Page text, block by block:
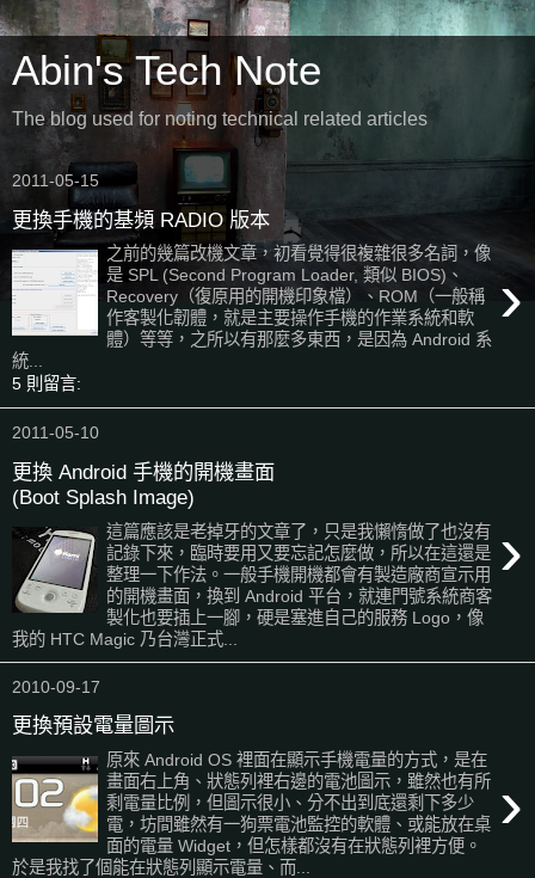
Abin's Tech Note
The blog used for noting technical related articles
2011-05-15
更換手機的基頻 RADIO 版本
›
之前的幾篇改機文章，初看覺得很複雜很多名詞，像
是 SPL (Second Program Loader, 類似 BIOS)、
Recovery（復原用的開機印象檔）、ROM（一般稱
作客製化韌體，就是主要操作手機的作業系統和軟
體）等等，之所以有那麼多東西，是因為 Android 系
統...
5 則留言:
2011-05-10
更換 Android 手機的開機畫面
(Boot Splash Image)
›
這篇應該是老掉牙的文章了，只是我懶惰做了也沒有
記錄下來，臨時要用又要忘記怎麼做，所以在這還是
整理一下作法。一般手機開機都會有製造廠商宣示用
的開機畫面，換到 Android 平台，就連門號系統商客
製化也要插上一腳，硬是塞進自己的服務 Logo，像
我的 HTC Magic 乃台灣正式...
2010-09-17
更換預設電量圖示
›
原來 Android OS 裡面在顯示手機電量的方式，是在
畫面右上角、狀態列裡右邊的電池圖示，雖然也有所
剩電量比例，但圖示很小、分不出到底還剩下多少
電，坊間雖然有一狗票電池監控的軟體、或能放在桌
面的電量 Widget，但怎樣都沒有在狀態列裡方便。
於是我找了個能在狀態列顯示電量、而...